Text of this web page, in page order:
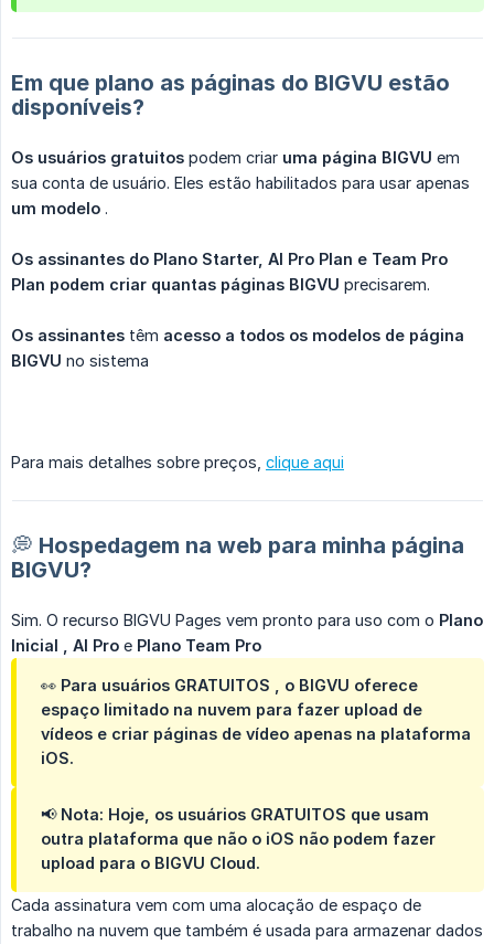
Em que plano as páginas do BIGVU estão
disponíveis?
Os usuários gratuitos podem criar uma página BIGVU em
sua conta de usuário. Eles estão habilitados para usar apenas
um modelo .
Os assinantes do Plano Starter, AI Pro Plan e Team Pro
Plan podem criar quantas páginas BIGVU precisarem.
Os assinantes têm acesso a todos os modelos de página
BIGVU no sistema
Para mais detalhes sobre preços, clique aqui
💭 Hospedagem na web para minha página
BIGVU?
Sim. O recurso BIGVU Pages vem pronto para uso com o Plano
Inicial
, AI Pro e Plano Team Pro
👀 Para usuários GRATUITOS , o BIGVU oferece
espaço limitado na nuvem para fazer upload de
vídeos e criar páginas de vídeo apenas na plataforma
iOS.
📢 Nota: Hoje, os usuários GRATUITOS que usam
outra plataforma que não o iOS não podem fazer
upload para o BIGVU Cloud.
Cada assinatura vem com uma alocação de espaço de
trabalho na nuvem que também é usada para armazenar dados